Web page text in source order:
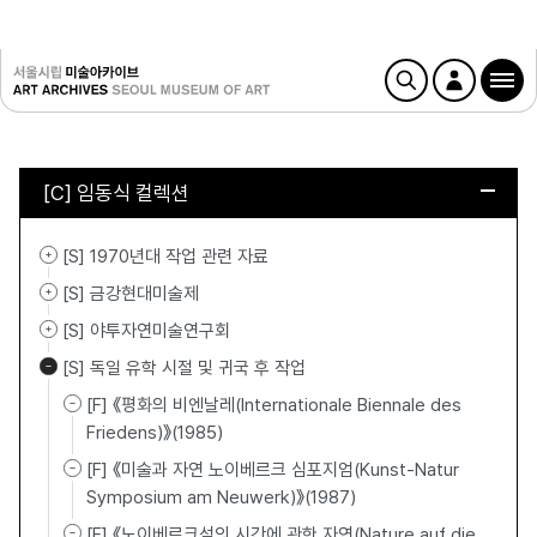
[C] 임동식 컬렉션
[S] 1970년대 작업 관련 자료
[S] 금강현대미술제
[S] 야투자연미술연구회
[S] 독일 유학 시절 및 귀국 후 작업
[F] 《평화의 비엔날레(Internationale Biennale des
Friedens)》(1985)
[F] 《미술과 자연 노이베르크 심포지엄(Kunst-Natur
Symposium am Neuwerk)》(1987)